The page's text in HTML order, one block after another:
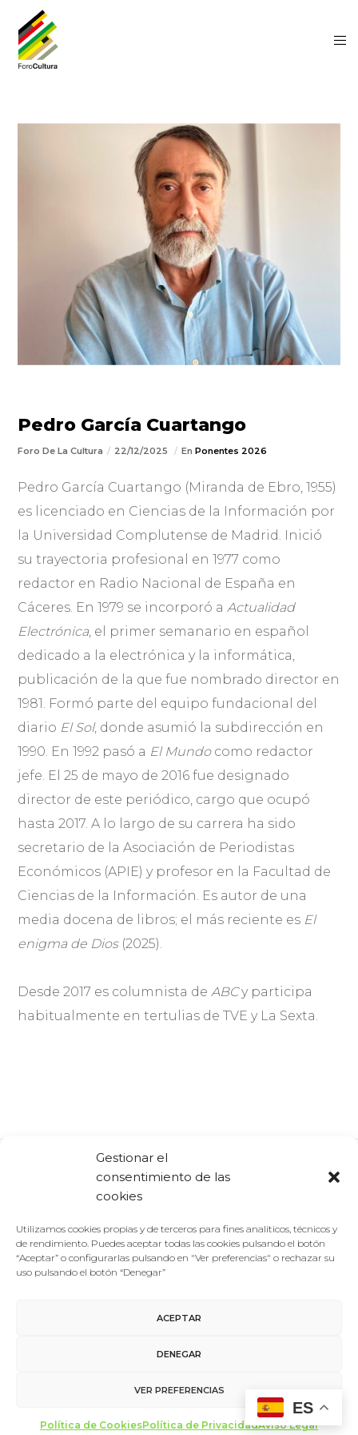
Gestionar el
consentimiento de las
cookies
Utilizamos cookies propias y de terceros para fines analíticos, técnicos y
de rendimiento. Puedes aceptar todas las cookies pulsando el botón
“Aceptar” o configurarlas pulsando en "Ver preferencias" o rechazar su
uso pulsando el botón “Denegar”
ACEPTAR
DENEGAR
VER PREFERENCIAS
Política de CookiesPolítica de PrivacidadAviso Legal
Pedro García Cuartango
Foro De La Cultura 22/12/2025 EnPonentes 2026
Pedro García Cuartango (Miranda de Ebro, 1955)
es licenciado en Ciencias de la Información por
la Universidad Complutense de Madrid. Inició
su trayectoria profesional en 1977 como
redactor en Radio Nacional de España en
Cáceres. En 1979 se incorporó aActualidad
Electrónica, el primer semanario en español
dedicado a la electrónica y la informática,
publicación de la que fue nombrado director en
1981. Formó parte del equipo fundacional del
diario El Sol, donde asumió la subdirección en
1990. En 1992 pasó a El Mundocomo redactor
jefe. El 25 de mayo de 2016 fue designado
director de este periódico, cargo que ocupó
hasta 2017. A lo largo de su carrera ha sido
secretario de la Asociación de Periodistas
Económicos (APIE) y profesor en la Facultad de
Ciencias de la Información. Es autor de una
media docena de libros; el más reciente es El
enigma de Dios(2025).
Desde 2017 es columnista deABCy participa
habitualmente en tertulias de TVE y La Sexta.
Comparte: Facebook Twitter
made with ♥ bymiltrescientosgramos
ES